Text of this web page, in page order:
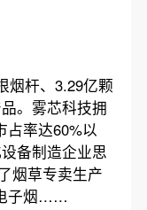
烟杆、3.29亿颗
。雾芯科技拥
占率达60%以
备制造企业思
烟草专卖生产
子烟……